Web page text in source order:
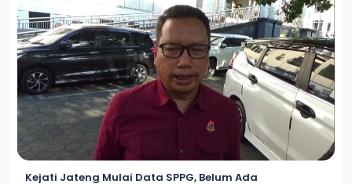
Kejati Jateng Mulai Data SPPG, Belum Ada